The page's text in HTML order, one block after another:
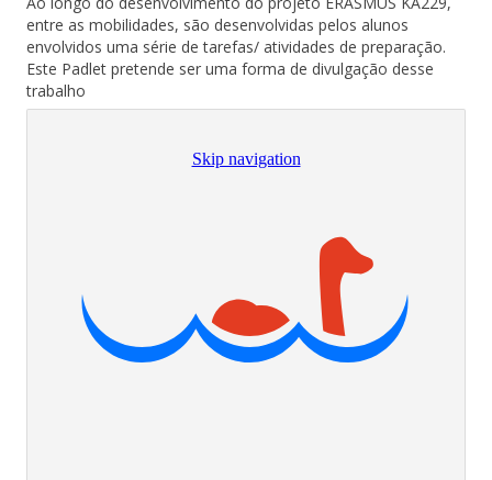
entre as mobilidades, são desenvolvidas pelos alunos
envolvidos uma série de tarefas/ atividades de preparação.
Este Padlet pretende ser uma forma de divulgação desse
trabalho